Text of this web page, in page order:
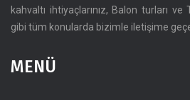
kahvaltı ihtiyaçlarınız, Balon turları
gibi tüm konularda bizimle iletişime
MENÜ